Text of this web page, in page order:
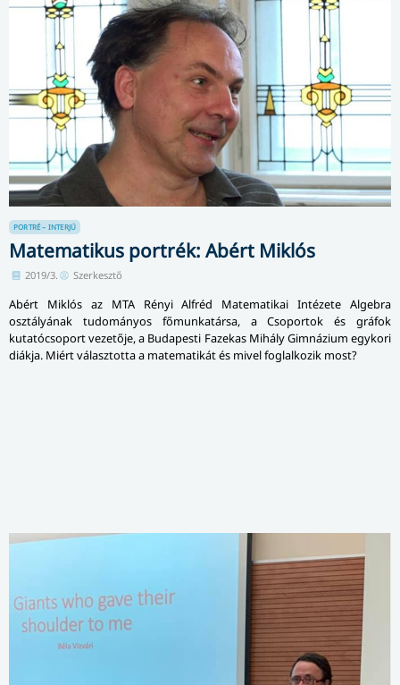
PORTRÉ – INTERJÚ
Matematikus portrék: Abért Miklós
2019/3. Szerkesztő
Abért Miklós az MTA Rényi Alfréd Matematikai Intézete Algebra
osztályának tudományos főmunkatársa, a Csoportok és gráfok
kutatócsoport vezetője, a Budapesti Fazekas Mihály Gimnázium egykori
diákja. Miért választotta a matematikát és mivel foglalkozik most?